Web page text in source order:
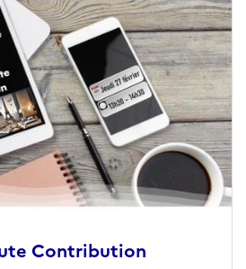
Contribution